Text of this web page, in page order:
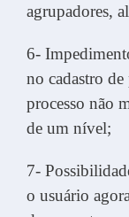
agrupadores,
6-
no cadastro de
processo não
de um nível;
7-
o usuário